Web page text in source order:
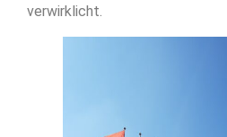
verwirklicht.